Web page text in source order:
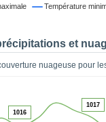
Température
et
nuageuse pour
1016
1017